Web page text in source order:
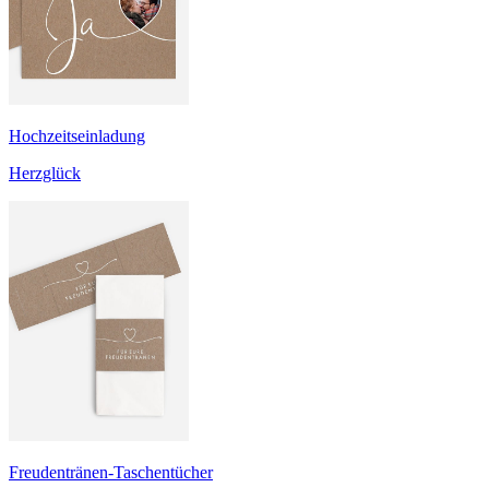
Hochzeitseinladung
Herzglück
Freudentränen-Taschentücher